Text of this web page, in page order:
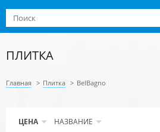
Форма поиска
Поиск
ПЛИТКА
Главная > Плитка > BelBagno
ЦЕНА НАЗВАНИЕ